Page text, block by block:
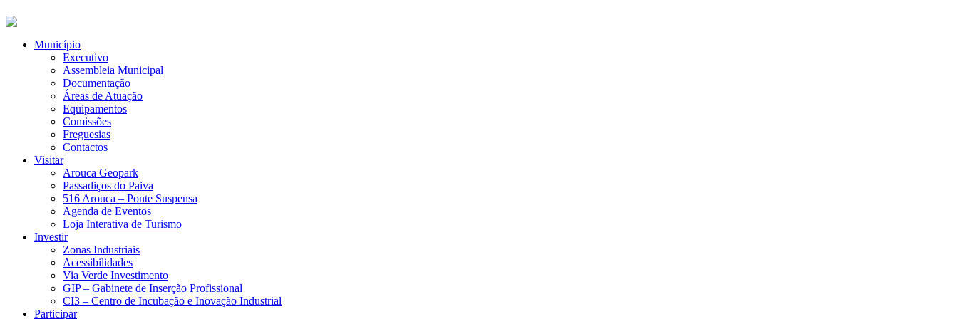
Município
Executivo
Assembleia Municipal
Documentação
Áreas de Atuação
Equipamentos
Comissões
Freguesias
Contactos
Visitar
Arouca Geopark
Passadiços do Paiva
516 Arouca – Ponte Suspensa
Agenda de Eventos
Loja Interativa de Turismo
Investir
Zonas Industriais
Acessibilidades
Via Verde Investimento
GIP – Gabinete de Inserção Profissional
CI3 – Centro de Incubação e Inovação Industrial
Participar